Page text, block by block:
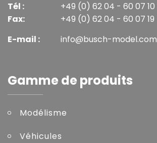
Tél :
Fax:
+49 (0) 62 04 - 60 07 10
+49 (0) 62 04 - 60 07 19
E-mail :
info@busch-model.com
Gamme de produits
Modélisme
Véhicules